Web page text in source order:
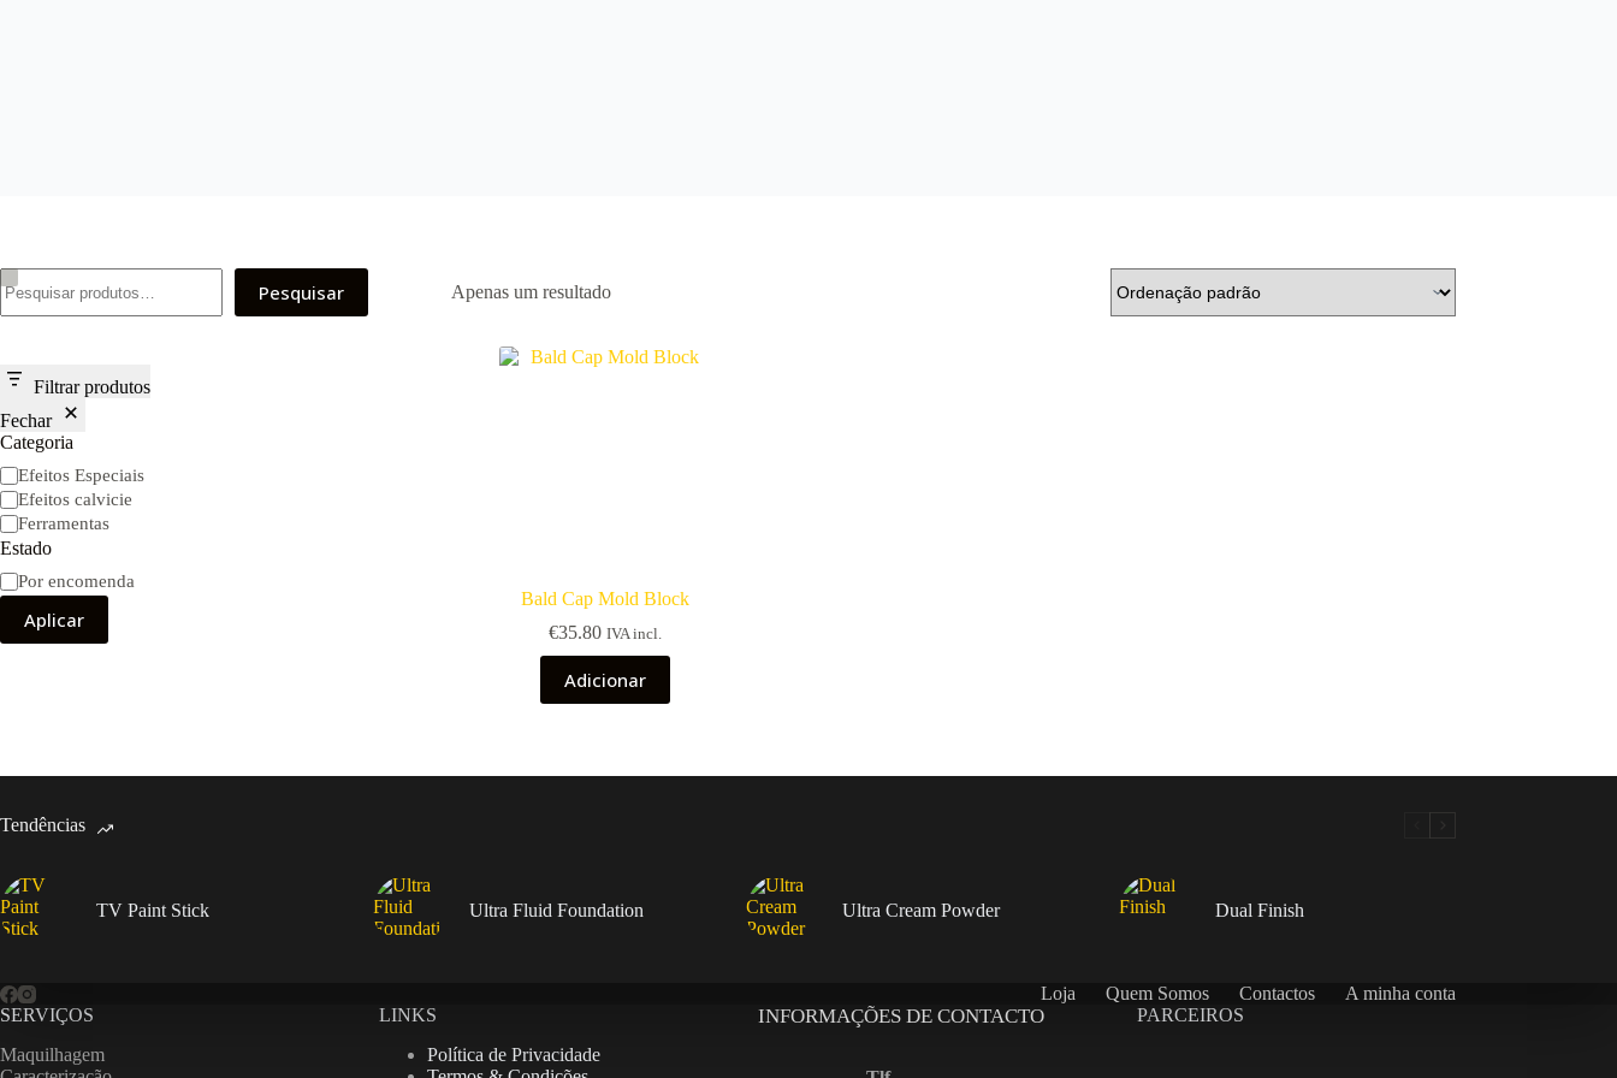
Apenas um resultado
Bald Cap Mold Block
€35.80 IVA incl.
Adicionar
Pesquisar
Filtrar produtos
Fechar
Categoria
Categoria
Efeitos Especiais
Efeitos calvicie
Ferramentas
Estado
Disponibilidade
Por encomenda
Aplicar
Tendências
TV Paint Stick Ultra Fluid Foundation Ultra Cream Powder Dual Finish
Loja Quem Somos Contactos
A minha conta
SERVIÇOS
Maquilhagem
LINKS
Política de Privacidade
INFORMAÇÕES DE CONTACTO PARCEIROS